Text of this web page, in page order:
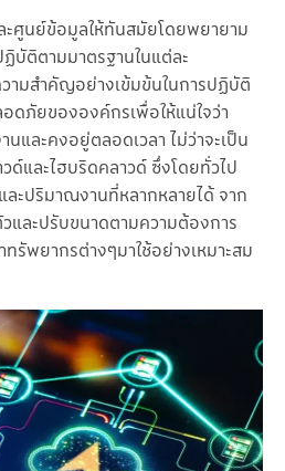
ะศูนย์ข้อมูลให้ทันสมัยโดยพยายาม
บัติตามมาตรฐานในแต่ละ
ามสำคัญอย่างเข้มข้นในการปฏิบัติ
ดภัยขององค์กรเพื่อให้แน่ใจว่า
และคงอยู่ตลอดเวลา ไม่ว่าจะเป็น
ด์และไฮบริดคลาวด์ ซึ่งโดยทั่วไป
ะปริมาณงานที่หลากหลายได้ จาก
และปรับขนาดตามความต้องการ
รัพยากรต่างๆมาใช้อย่างเหมาะสม